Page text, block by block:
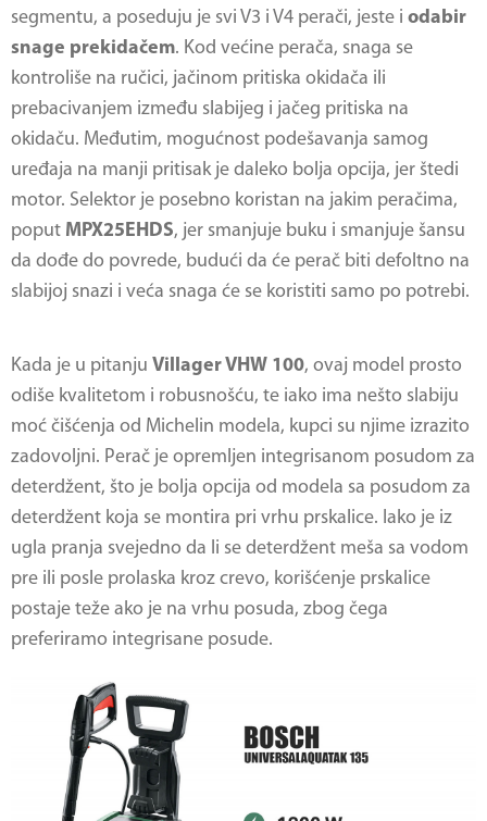
segmentu, a poseduju je svi V3 i V4 perači, jeste i odabir
snage prekidačem. Kod većine perača, snaga se
kontroliše na ručici, jačinom pritiska okidača ili
prebacivanjem između slabijeg i jačeg pritiska na
okidaču. Međutim, mogućnost podešavanja samog
uređaja na manji pritisak je daleko bolja opcija, jer štedi
motor. Selektor je posebno koristan na jakim peračima,
poput MPX25EHDS, jer smanjuje buku i smanjuje šansu
da dođe do povrede, budući da će perač biti defoltno na
slabijoj snazi i veća snaga će se koristiti samo po potrebi.
Kada je u pitanju Villager VHW 100, ovaj model prosto
odiše kvalitetom i robusnošću, te iako ima nešto slabiju
moć čišćenja od Michelin modela, kupci su njime izrazito
zadovoljni. Perač je opremljen integrisanom posudom za
deterdžent, što je bolja opcija od modela sa posudom za
deterdžent koja se montira pri vrhu prskalice. Iako je iz
ugla pranja svejedno da li se deterdžent meša sa vodom
pre ili posle prolaska kroz crevo, korišćenje prskalice
postaje teže ako je na vrhu posuda, zbog čega
preferiramo integrisane posude.